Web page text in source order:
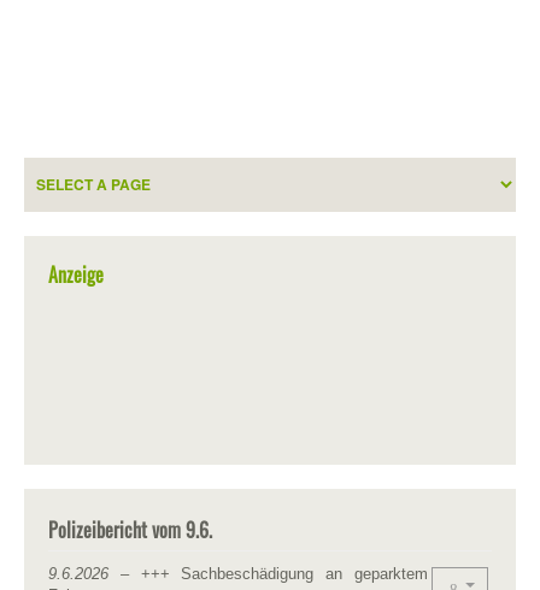
Anzeige
Polizeibericht vom 9.6.
9.6.2026 – +++ Sachbeschädigung an geparktem